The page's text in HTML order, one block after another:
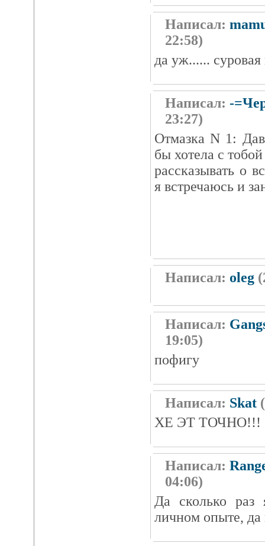
Написал:
22:58)
да уж......
Написал: -
23:27)
Отмазка N 1:
бы хотела с
рассказывать о
я встречаюсь и
Написал: oleg
Написал:
19:05)
пофигу
Написал: Skat
ХЕ ЭТ ТОЧНО!!!
Написал:
04:06)
Да сколько
личном опыте,